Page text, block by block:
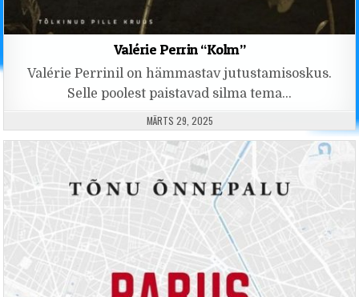
Valérie Perrin “Kolm”
Valérie Perrinil on hämmastav jutustamisoskus.
Selle poolest paistavad silma tema…
PUBLISHED DATE:
MÄRTS 29, 2025